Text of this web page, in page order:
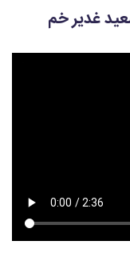
غدیر خم